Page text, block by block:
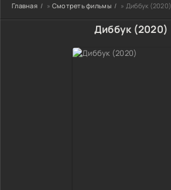
Главная » Смотреть фильмы » Диббук (2020)
Диббук (2020)